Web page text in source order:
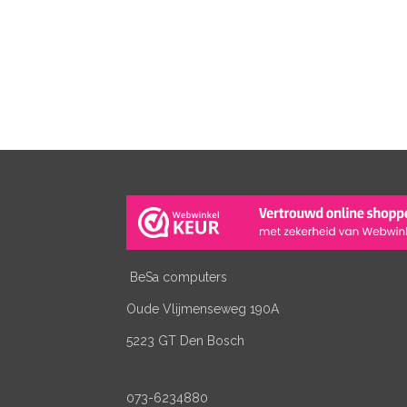
BeSa computers
Oude Vlijmenseweg 190A
5223 GT Den Bosch
073-6234880